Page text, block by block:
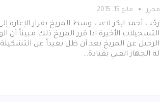
محرر مايو 15, 2015
رحّب أحمد ابكر لاعب وسط المريخ بقرار الإعارة
التسجيلات الأخيرة اذا قرر المريخ ذلك مبيناً أن
الرحيل عن المريخ بعد أن ظل بعيداً عن
له الجهاز الفني بقيادة…